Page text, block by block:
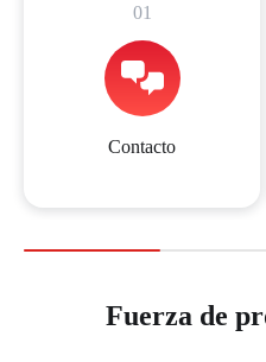
01
Contacto
Fuerza de